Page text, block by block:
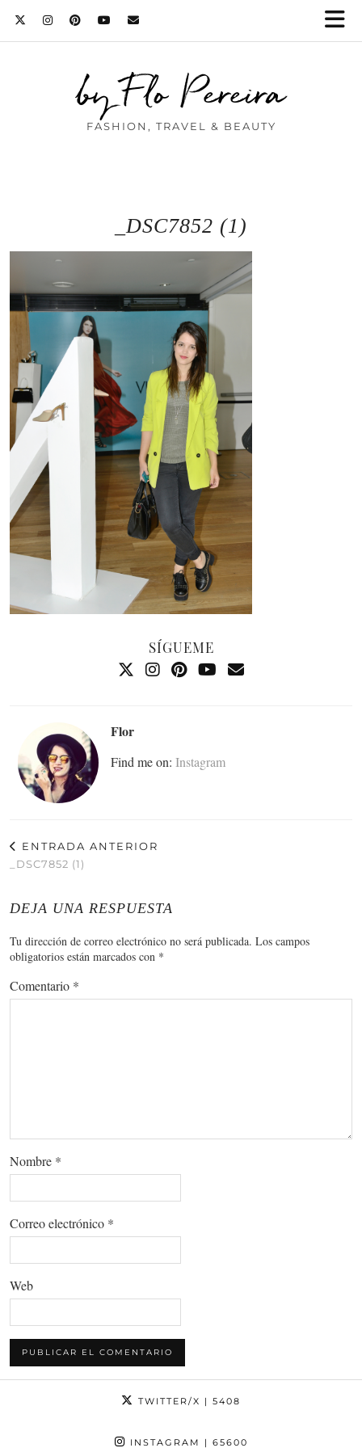
by Flo Pereira
FASHION, TRAVEL & BEAUTY
_DSC7852 (1)
SÍGUEME
Flor
Find me on: Instagram
ENTRADA ANTERIOR
_DSC7852 (1)
DEJA UNA RESPUESTA
Tu dirección de correo electrónico no será publicada. Los campos
obligatorios están marcados con *
Comentario *
Nombre *
Correo electrónico *
Web
TWITTER/X | 5408
INSTAGRAM | 65600